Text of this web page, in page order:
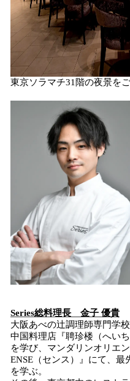
東京ソラマチ31階の夜景を
Series総料理長 金子 優貴
大阪あべの辻調理師専門学
中国料理店『聘珍楼（へい
を学び、マンダリンオリエ
ENSE（センス）』にて、
を学ぶ。